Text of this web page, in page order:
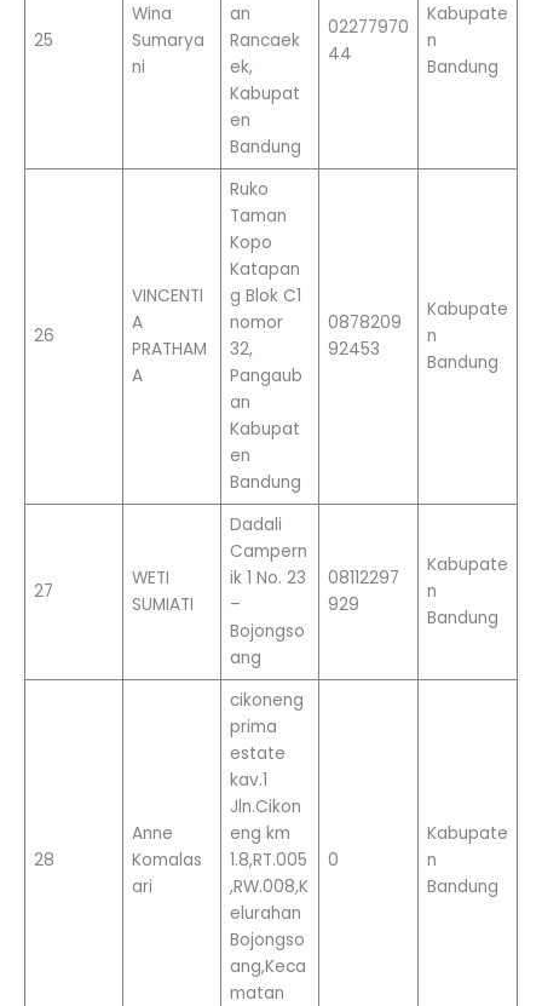
25
Wina
Sumarya
ni
an
Rancaek
ek,
Kabupat
en
Bandung
02277970
44
Kabupate
n
Bandung
26
VINCENTI
A
PRATHAM
A
Ruko
Taman
Kopo
Katapan
g Blok C1
nomor
32,
Pangaub
an
Kabupat
en
Bandung
0878209
92453
Kabupate
n
Bandung
27
WETI
SUMIATI
Dadali
Campern
ik 1 No. 23
–
Bojongso
ang
08112297
929
Kabupate
n
Bandung
28
Anne
Komalas
ari
cikoneng
prima
estate
kav.1
Jln.Cikon
eng km
1.8,RT.005
,RW.008,K
elurahan
Bojongso
ang,Keca
matan
0
Kabupate
n
Bandung